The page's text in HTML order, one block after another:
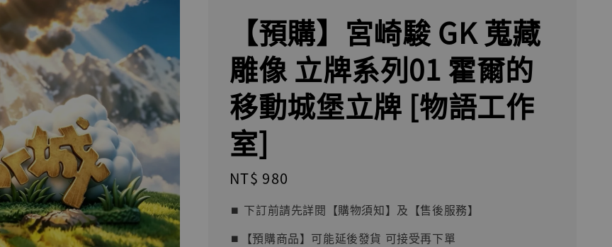
【預購】宮崎駿 GK 蒐藏
雕像 立牌系列01 霍爾的
移動城堡立牌 [物語工作
室]
Regular
price
NT$ 980
⏹︎ 下訂前請先詳閱【購物須知】及【售後服務】
⏹︎【預購商品】可能延後發貨 可接受再下單